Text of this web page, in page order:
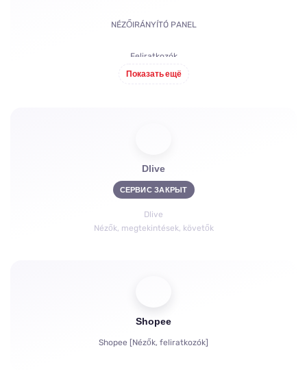
NÉZŐIRÁNYÍTÓ PANEL
Feliratkozók
Показать ещё
Dlive
СЕРВИС ЗАКРЫТ
Dlive
Nézők, megtekintések, követők
Shopee
Shopee [Nézők, feliratkozók]